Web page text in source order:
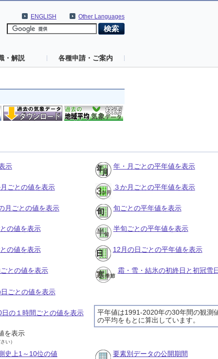
Other Languages
ENGLISH
・解説 各種申請・ご案内
示 年・月ごとの平年値を表示
ごとの値を表示 ３か月ごとの平年値を表示
月ごとの値を表示 旬ごとの平年値を表示
の値を表示 半旬ごとの平年値を表示
の値を表示 12月の日ごとの平年値を表示
との値を表示 霜・雪・結氷の初終日と初冠雪
ごとの値を表示
平年値は1991-2020年の30年間の観測
の平均をもとに算出しています。
の１時間ごとの値を表示
を表示
い）
史上1～10位の値 要素別データの公開期間